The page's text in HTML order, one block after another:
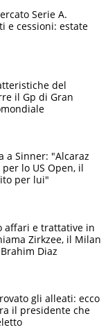
Serie A.
e cessioni: estate
del
il Gp di Gran
a Sinner: "Alcaraz
lo US Open, il
per lui"
affari e trattative in
Zirkzee, il Milan
Diaz
gli alleati: ecco
il presidente che